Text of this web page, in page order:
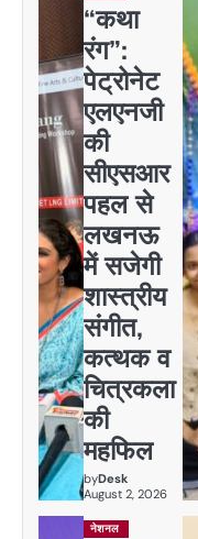
“कथा
रंग”:
पेट्रोनेट
एलएनजी
की
सीएसआर
पहल से
लखनऊ
में सजेगी
शास्त्रीय
संगीत,
कत्थक व
चित्रकला
की
महफिल
byDesk
August 2, 2026
नेशनल